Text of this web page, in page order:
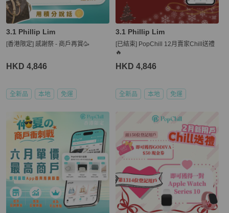
3.1 Phillip Lim
[香港限定] 感謝祭 - 商戶再賞🥳
HKD 4,846
全新品 本地 免運
3.1 Phillip Lim
[已結束] PopChill 12月賣家Chill送禮
🔥
HKD 4,846
全新品 本地 免運